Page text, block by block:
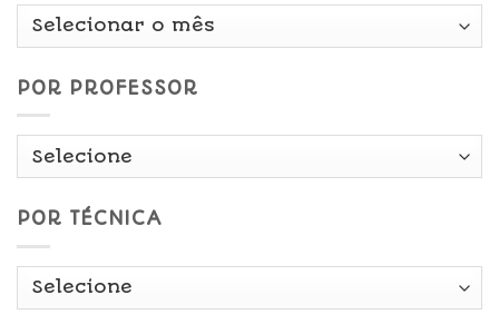
Por
POR PROFESSOR
POR TÉCNICA